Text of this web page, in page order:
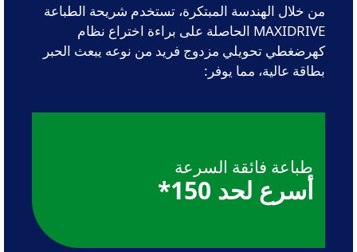
من خلال الهندسة المبتكرة، تستخدم شريحة الطباعة
MAXIDRIVE الحاصلة على براءة اختراع نظام
كهرضغطي تحويلي مزدوج فريد من نوعه يبعث الحبر
بطاقة عالية، مما يوفر:
طباعة فائقة السرعة
أسرع لحد 150*